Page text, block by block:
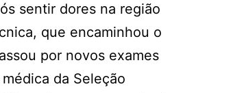
sentir dores na região
que encaminhou o
por novos exames
da Seleção